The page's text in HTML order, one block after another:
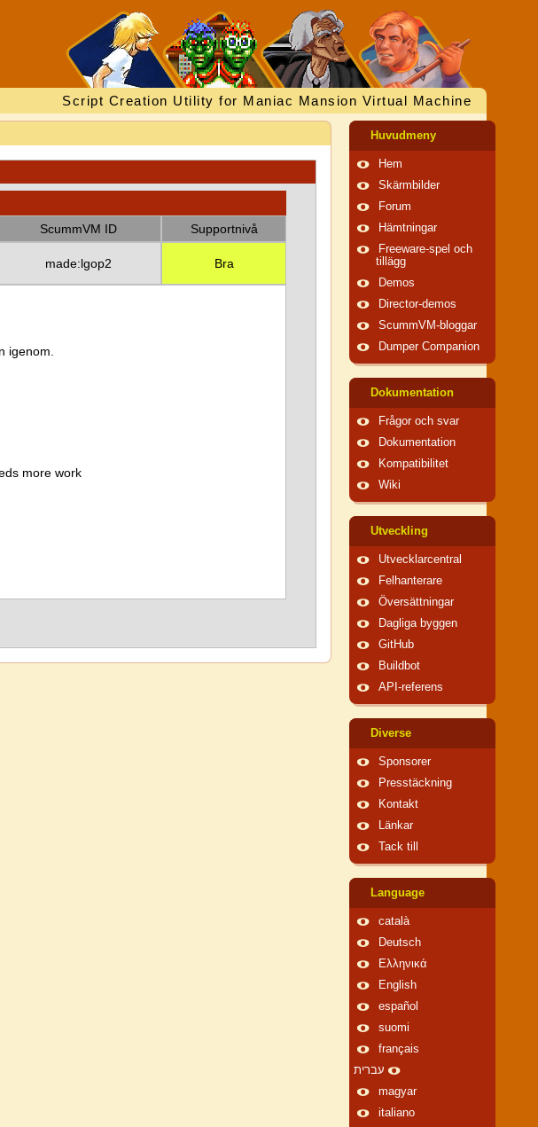
Script Creation Utility for Maniac Mansion Virtual Machine
ScummVM ID
Supportnivå
made:lgop2 Bra
igenom.
more work
Huvudmeny
Hem
Skärmbilder
Forum
Hämtningar
Freeware-spel och
tillägg
Demos
Director-demos
ScummVM-bloggar
Dumper Companion
Dokumentation
Frågor och svar
Dokumentation
Kompatibilitet
Wiki
Utveckling
Utvecklarcentral
Felhanterare
Översättningar
Dagliga byggen
GitHub
Buildbot
API-referens
Diverse
Sponsorer
Presstäckning
Kontakt
Länkar
Tack till
Language
català
Deutsch
Ελληνικά
English
español
suomi
français
עברית
magyar
italiano